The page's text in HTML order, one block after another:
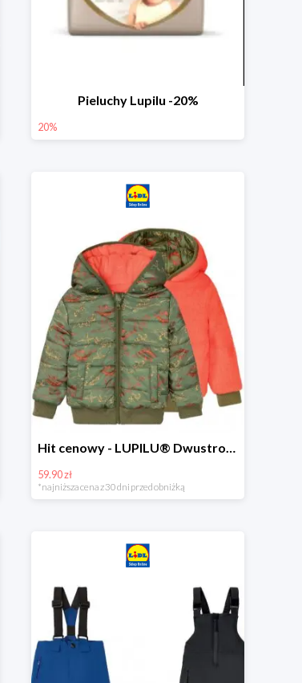
Pieluchy Lupilu -20%
20%
Hit cenowy - LUPILU® Dwustronna kurtka dziecięca z polarem
59.90 zł
*najniższa cena z 30 dni przed obniżką